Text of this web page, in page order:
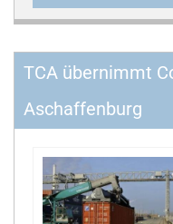
TCA übernimmt
Aschaffenburg